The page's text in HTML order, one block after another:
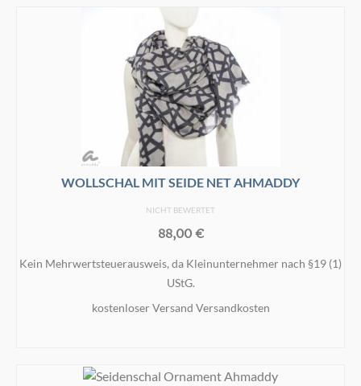
WOLLSCHAL MIT SEIDE NET AHMADDY
NICHT BEWERTET
88,00€
Kein Mehrwertsteuerausweis, da Kleinunternehmer nach §19 (1)
UStG.
kostenloser Versand Versandkosten